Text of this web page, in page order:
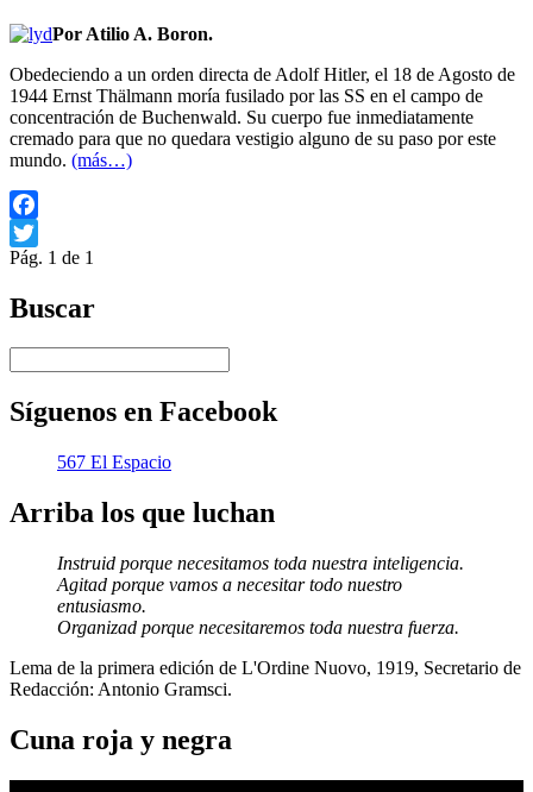
Por Atilio A. Boron.
Obedeciendo a un orden directa de Adolf Hitler, el 18 de Agosto de
1944 Ernst Thälmann moría fusilado por las SS en el campo de
concentración de Buchenwald. Su cuerpo fue inmediatamente
cremado para que no quedara vestigio alguno de su paso por este
mundo. (más…)
Facebook
Twitter
Pág. 1 de 1
Buscar
Síguenos en Facebook
567 El Espacio
Arriba los que luchan
Instruid porque necesitamos toda nuestra inteligencia.
Agitad porque vamos a necesitar todo nuestro
entusiasmo.
Organizad porque necesitaremos toda nuestra fuerza.
Lema de la primera edición de L'Ordine Nuovo, 1919, Secretario de
Redacción: Antonio Gramsci.
Cuna roja y negra